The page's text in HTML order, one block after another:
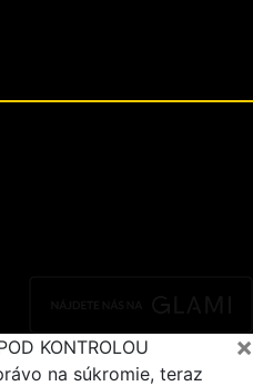
×
KONTROLOU
na súkromie, teraz